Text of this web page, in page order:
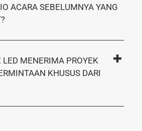
ACARA SEBELUMNYA YANG
MENERIMA PROYEK
KHUSUS DARI